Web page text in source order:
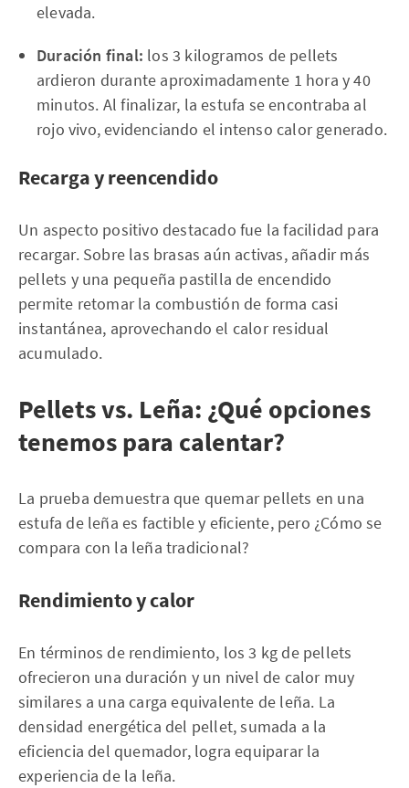
elevada.
Duración final: los 3 kilogramos de pellets
ardieron durante aproximadamente 1 hora y 40
minutos. Al finalizar, la estufa se encontraba al
rojo vivo, evidenciando el intenso calor generado.
Recarga y reencendido
Un aspecto positivo destacado fue la facilidad para
recargar. Sobre las brasas aún activas, añadir más
pellets y una pequeña pastilla de encendido
permite retomar la combustión de forma casi
instantánea, aprovechando el calor residual
acumulado.
Pellets vs. Leña: ¿Qué opciones
tenemos para calentar?
La prueba demuestra que quemar pellets en una
estufa de leña es factible y eficiente, pero ¿Cómo se
compara con la leña tradicional?
Rendimiento y calor
En términos de rendimiento, los 3 kg de pellets
ofrecieron una duración y un nivel de calor muy
similares a una carga equivalente de leña. La
densidad energética del pellet, sumada a la
eficiencia del quemador, logra equiparar la
experiencia de la leña.